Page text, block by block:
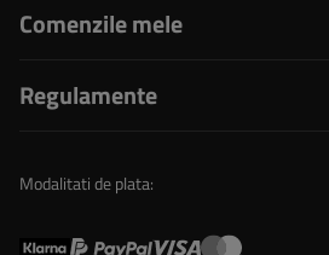
Comenzile mele
Regulamente
Modalitati de plata: